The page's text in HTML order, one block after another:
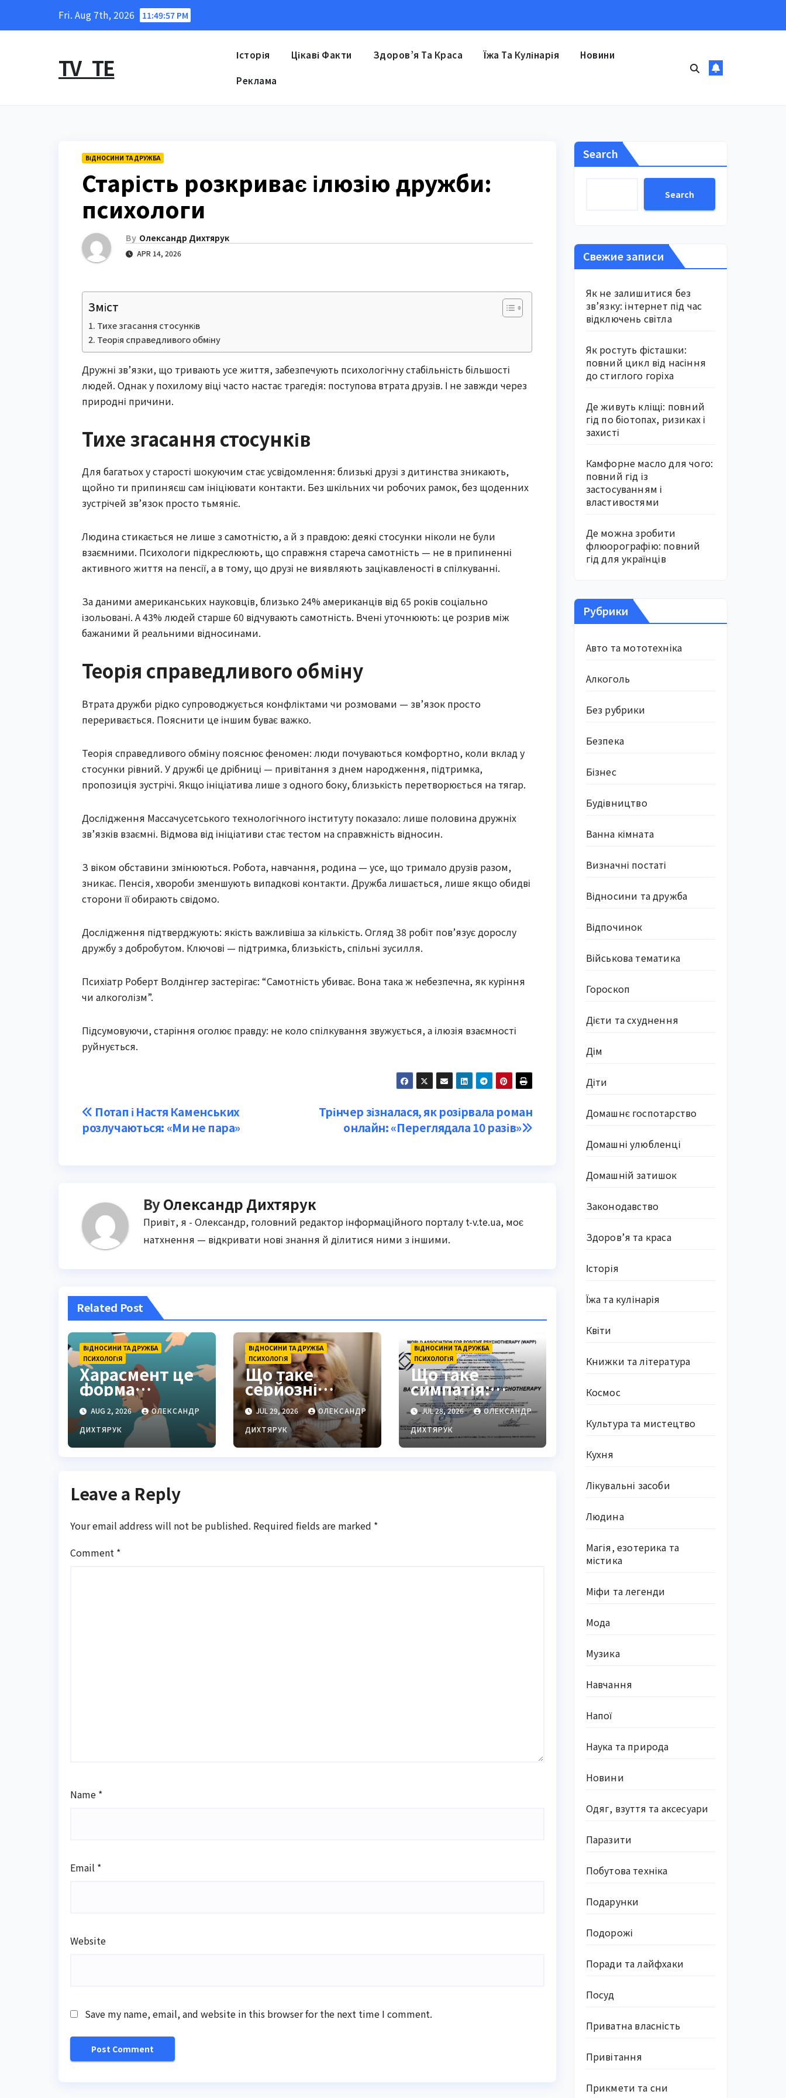
Fri. Aug 7th, 2026 11:49:57 PM
TV_TE Історія Цікаві Факти Здоров’я Та Краса Їжа Та Кулінарія Новини
Реклама
ВІДНОСИНИ ТА ДРУЖБА
Старість розкриває ілюзію дружби:
психологи
By Олександр Дихтярук
APR 14, 2026
Зміст
Тихе згасання стосунків
Теорія справедливого обміну
Дружні зв’язки, що тривають усе життя, забезпечують психологічну стабільність більшості
людей. Однак у похилому віці часто настає трагедія: поступова втрата друзів. І не завжди через
природні причини.
Тихе згасання стосунків
Для багатьох у старості шокуючим стає усвідомлення: близькі друзі з дитинства зникають,
щойно ти припиняєш сам ініціювати контакти. Без шкільних чи робочих рамок, без щоденних
зустрічей зв’язок просто тьмяніє.
Людина стикається не лише з самотністю, а й з правдою: деякі стосунки ніколи не були
взаємними. Психологи підкреслюють, що справжня стареча самотність — не в припиненні
активного життя на пенсії, а в тому, що друзі не виявляють зацікавленості в спілкуванні.
За даними американських науковців, близько 24% американців від 65 років соціально
ізольовані. А 43% людей старше 60 відчувають самотність. Вчені уточнюють: це розрив між
бажаними й реальними відносинами.
Теорія справедливого обміну
Втрата дружби рідко супроводжується конфліктами чи розмовами — зв’язок просто
переривається. Пояснити це іншим буває важко.
Теорія справедливого обміну пояснює феномен: люди почуваються комфортно, коли вклад у
стосунки рівний. У дружбі це дрібниці — привітання з днем народження, підтримка,
пропозиція зустрічі. Якщо ініціатива лише з одного боку, близькість перетворюється на тягар.
Дослідження Массачусетського технологічного інституту показало: лише половина дружніх
зв’язків взаємні. Відмова від ініціативи стає тестом на справжність відносин.
З віком обставини змінюються. Робота, навчання, родина — усе, що тримало друзів разом,
зникає. Пенсія, хвороби зменшують випадкові контакти. Дружба лишається, лише якщо обидві
сторони її обирають свідомо.
Дослідження підтверджують: якість важливіша за кількість. Огляд 38 робіт пов’язує дорослу
дружбу з добробутом. Ключові — підтримка, близькість, спільні зусилля.
Психіатр Роберт Волдінгер застерігає: “Самотність убиває. Вона така ж небезпечна, як куріння
чи алкоголізм”.
Підсумовуючи, старіння оголює правду: не коло спілкування звужується, а ілюзія взаємності
руйнується.
Post
navigation
Трінчер зізналася, як розірвала роман
онлайн: «Переглядала 10 разів»
Потап і Настя Каменських
розлучаються: «Ми не пара»
ByОлександр Дихтярук
Привіт, я - Олександр, головний редактор інформаційного порталу t-v.te.ua, моє
натхнення — відкривати нові знання й ділитися ними з іншими.
Related Post
ВІДНОСИНИ ТА ДРУЖБА
ПСИХОЛОГІЯ
Харасмент це
форма
порушення
особистих
меж
AUG 2, 2026
ОЛЕКСАНДР
ДИХТЯРУК
ВІДНОСИНИ ТА ДРУЖБА
ПСИХОЛОГІЯ
Що таке
серйозні
стосунки:
глибинне
розуміння
справжнього
JUL 29, 2026
ОЛЕКСАНДР
ДИХТЯРУК
ВІДНОСИНИ ТА ДРУЖБА
ПСИХОЛОГІЯ
Що таке
симпатія:
глибинне
розуміння
цього почуття
JUL 28, 2026
ОЛЕКСАНДР
ДИХТЯРУК
Leave a Reply
Your email address will not be published. Required fields are marked *
Comment *
Name *
Email *
Website
Save my name, email, and website in this browser for the next time I comment.
Search
Search
Свежие записи
Як не залишитися без
зв’язку: інтернет під час
відключень світла
Як ростуть фісташки:
повний цикл від насіння
до стиглого горіха
Де живуть кліщі: повний
гід по біотопах, ризиках і
захисті
Камфорне масло для чого:
повний гід із
застосуванням і
властивостями
Де можна зробити
флюорографію: повний
гід для українців
Рубрики
Авто та мототехніка
Алкоголь
Без рубрики
Безпека
Бізнес
Будівництво
Ванна кімната
Визначні постаті
Відносини та дружба
Відпочинок
Військова тематика
Гороскоп
Дієти та схуднення
Дім
Діти
Домашнє госпотарство
Домашні улюбленці
Домашній затишок
Законодавство
Здоров’я та краса
Історія
Їжа та кулінарія
Квіти
Книжки та література
Космос
Культура та мистецтво
Кухня
Лікувальні засоби
Людина
Магія, езотерика та
містика
Міфи та легенди
Мода
Музика
Навчання
Напої
Наука та природа
Новини
Одяг, взуття та аксесуари
Паразити
Побутова техніка
Подарунки
Подорожі
Поради та лайфхаки
Посуд
Приватна власність
Привітання
Прикмети та сни